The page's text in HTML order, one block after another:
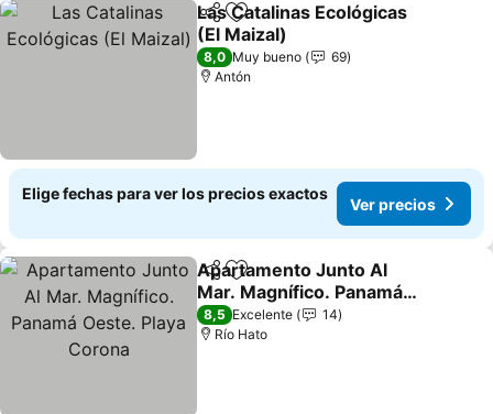
CompartirAgregar a favoritos
Las Catalinas Ecológicas
(El Maizal)
Ver precios
8,0 Muy bueno
69
Antón
Elige fechas para ver los precios exactos
Ver precios
CompartirAgregar a favoritos
Apartamento Junto Al
Mar. Magnífico. Panamá
Oeste. Playa Corona
Ver precios
8,5 Excelente
14
Río Hato